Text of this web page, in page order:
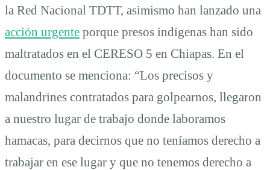
la Red Nacional TDTT, asimismo han lanzado una
acción urgente porque presos indígenas han sido
maltratados en el CERESO 5 en Chiapas. En el
documento se menciona: “Los precisos y
malandrines contratados para golpearnos, llegaron
a nuestro lugar de trabajo donde laboramos
hamacas, para decirnos que no teníamos derecho a
trabajar en ese lugar y que no tenemos derecho a